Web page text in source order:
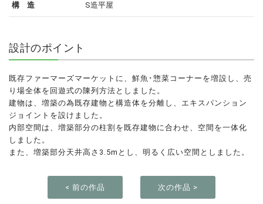
構 造 S造平屋
設計のポイント
既存ファーマーズマーケットに、鮮魚･惣菜コーナーを増設し、売
り場全体を回遊式の陳列方法としました。
建物は、増築の為既存建物と構造体を分離し、エキスパンション
ジョイントを設けました。
内部空間は、増築部分の柱割を既存建物に合わせ、空間を一体化
しました。
また、増築部分天井高さ3.5mとし、明るく広い空間としました。
< 前の作品 次の作品 >